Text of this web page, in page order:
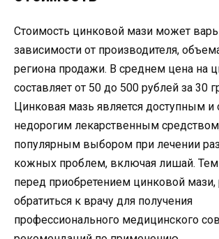
Стоимость цинковой мази может
зависимости от производителя,
региона продажи. В среднем цена на
составляет от 50 до 500 рублей за 30
Цинковая мазь является доступным и
недорогим лекарственным
популярным выбором при лечении
кожных проблем, включая лишай.
перед приобретением цинковой мази,
обратиться к врачу для получения
профессионального медицинского